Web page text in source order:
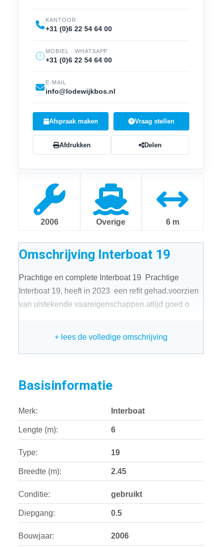
KANTOOR
+31 (0)6 22 54 64 00
MOBIEL · WHATSAPP
+31 (0)6 22 54 64 00
E-MAIL
info@lodewijkbos.nl
Afspraak maken Vraag stellen
Afdrukken Delen
2006 Overige 6 m
Omschrijving Interboat 19
Prachtige en complete Interboat 19 Prachtige
Interboat 19, heeft in 2023 een refit gehad.voorzien
van uistekende vaareigenschappen.atlijd goed o
+ lees de volledige omschrijving
Basisinformatie
Merk: Interboat
Lengte (m): 6
Type: 19
Breedte (m): 2.45
Conditie: gebruikt
Diepgang: 0.5
Bouwjaar: 2006